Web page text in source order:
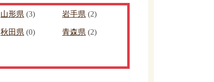
山形県 (3) 岩手県 (2)
秋田県 (0) 青森県 (2)